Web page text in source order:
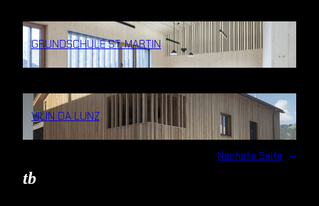
GRUNDSCHULE ST. MARTIN
VILIN DA LUNZ
tb
Nächste Seite →